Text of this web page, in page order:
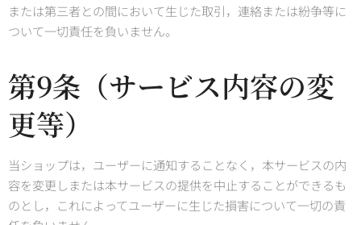
または第三者との間において生じた取引，連絡または紛争等に
ついて一切責任を負いません。
第9条（サービス内容の変
更等）
当ショップは，ユーザーに通知することなく，本サービスの内
容を変更しまたは本サービスの提供を中止することができるも
のとし，これによってユーザーに生じた損害について一切の責